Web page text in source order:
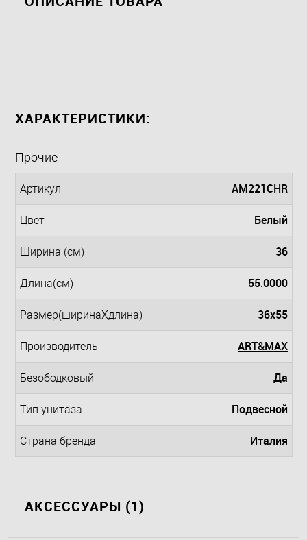
ХАРАКТЕРИСТИКИ:
Прочие
Артикул AM221CHR
Цвет Белый
Ширина (см) 36
Длина(см) 55.0000
Размер(ширинаXдлина) 36x55
Производитель ART&MAX
Безободковый Да
Тип унитаза Подвесной
Страна бренда Италия
АКСЕССУАРЫ (1)